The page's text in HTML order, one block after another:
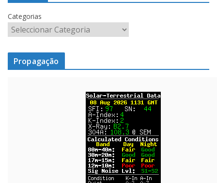
Categorias
Propagação